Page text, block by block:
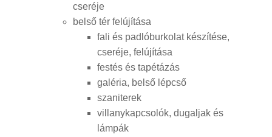
cseréje
belső tér felújítása
fali és padlóburkolat készítése,
cseréje, felújítása
festés és tapétázás
galéria, belső lépcső
szaniterek
villanykapcsolók, dugaljak és
lámpák